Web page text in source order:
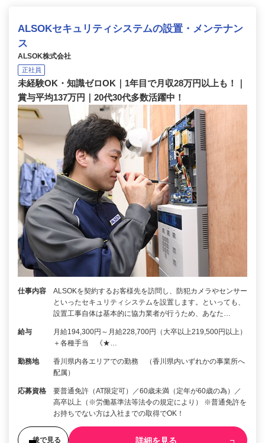
ALSOKセキュリティシステムの設置・メンテナン
ス
ALSOK株式会社
正社員
未経験OK・知識ゼロOK｜1年目で月収28万円以上も！｜
賞与平均137万円｜20代30代多数活躍中！
仕事内容
ALSOKを契約するお客様先を訪問し、防犯カメラやセンサー
といったセキュリティシステムを設置します。といっても、
設置工事自体は基本的に協力業者が行うため、あなた…
給与
月給194,300円～月給228,700円（大卒以上219,500円以上）
＋各種手当 《★…
勤務地
香川県内各エリアでの勤務 （香川県内いずれかの事業所へ
配属）
応募資格
要普通免許（AT限定可）／60歳未満（定年が60歳の為）／
高卒以上（※労働基準法等法令の規定により） ※普通免許を
お持ちでない方は入社までの取得でOK！
後で見る 詳細を見る